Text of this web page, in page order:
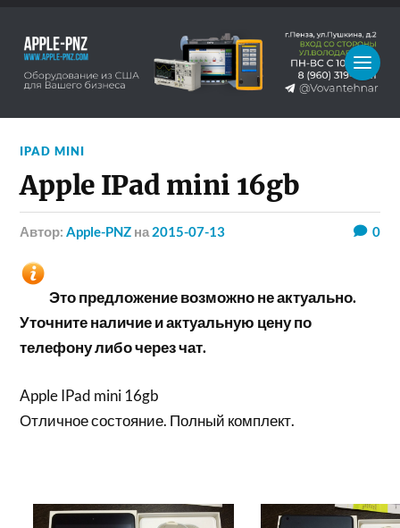
IPAD MINI
Apple IPad mini 16gb
Автор:Apple-PNZ на 2015-07-13 0
Это предложение возможно не актуально.
Уточните наличие и актуальную цену по
телефону либо через чат.
Apple IPad mini 16gb
Отличное состояние. Полный комплект.